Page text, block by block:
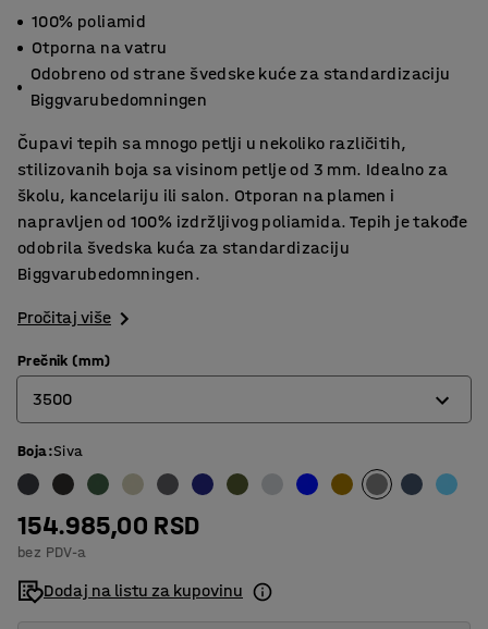
100% poliamid
Otporna na vatru
Odobreno od strane švedske kuće za standardizaciju
Biggvarubedomningen
Čupavi tepih sa mnogo petlji u nekoliko različitih,
stilizovanih boja sa visinom petlje od 3 mm. Idealno za
školu, kancelariju ili salon. Otporan na plamen i
napravljen od 100% izdržljivog poliamida. Tepih je takođe
odobrila švedska kuća za standardizaciju
Biggvarubedomningen.
Pročitaj više
Prečnik (mm)
3500
2000
2500
3000
3500
Boja:Siva
154.985,00 RSD
bez PDV-a
Dodaj na listu za kupovinu